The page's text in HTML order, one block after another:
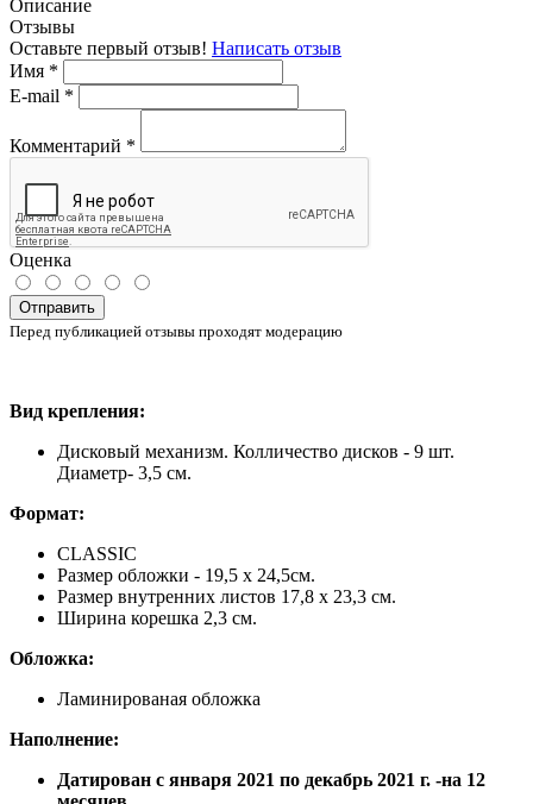
Описание
Отзывы
Оставьте первый отзыв! Написать отзыв
Имя *
E-mail *
Комментарий *
Оценка
Отправить
Перед публикацией отзывы проходят модерацию
Вид крепления:
Дисковый механизм. Колличество дисков - 9 шт.
Диаметр- 3,5 см.
Формат:
CLASSIC
Размер обложки - 19,5 х 24,5см.
Размер внутренних листов 17,8 х 23,3 см.
Ширина корешка 2,3 см.
Обложка:
Ламинированая обложка
Наполнение:
Датирован с января 2021 по декабрь 2021 г. -на 12